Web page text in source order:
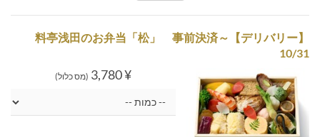
【デリバリー】料亭浅田のお弁当「松」 事前決済～
10/31
¥ 3,780 (מס כלול)